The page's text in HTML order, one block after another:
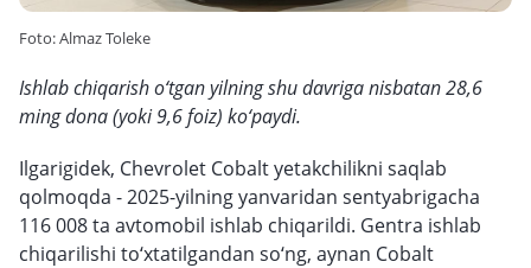
Foto: Almaz Toleke
Ishlab chiqarish o‘tgan yilning shu davriga nisbatan 28,6
ming dona (yoki 9,6 foiz) ko‘paydi.
Ilgarigidek, Chevrolet Cobalt yetakchilikni saqlab
qolmoqda - 2025-yilning yanvaridan sentyabrigacha
116 008 ta avtomobil ishlab chiqarildi. Gentra ishlab
chiqarilishi to‘xtatilgandan so‘ng, aynan Cobalt